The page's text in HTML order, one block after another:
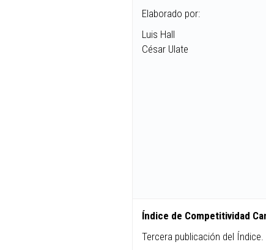
Elaborado por:
Luis Hall
César Ulate
Índice de Competitividad
Tercera publicación del Índice.